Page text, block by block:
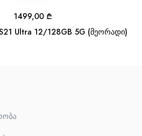
Ultra 12/128GB 5G (მეორადი)
1499,00 ₾